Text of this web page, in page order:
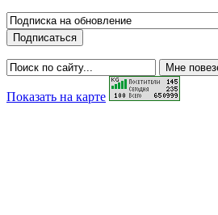
Показать на карте